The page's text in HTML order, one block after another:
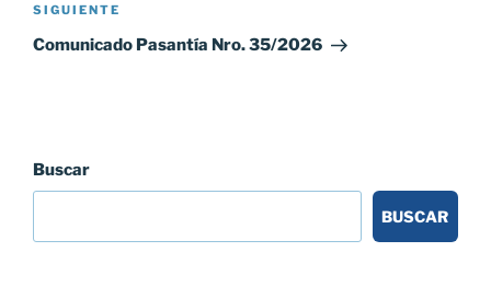
Siguiente
entrada
SIGUIENTE
Comunicado Pasantía Nro. 35/2026
Buscar
BUSCAR